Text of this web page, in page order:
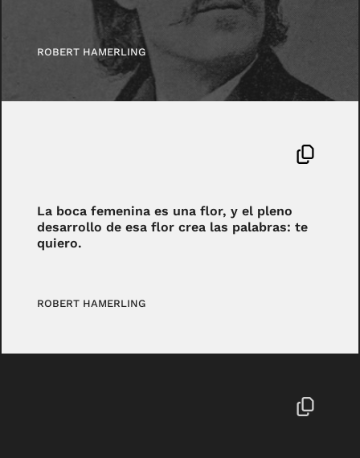
ROBERT HAMERLING
La boca femenina es una flor, y el pleno
desarrollo de esa flor crea las palabras: te
quiero.
ROBERT HAMERLING